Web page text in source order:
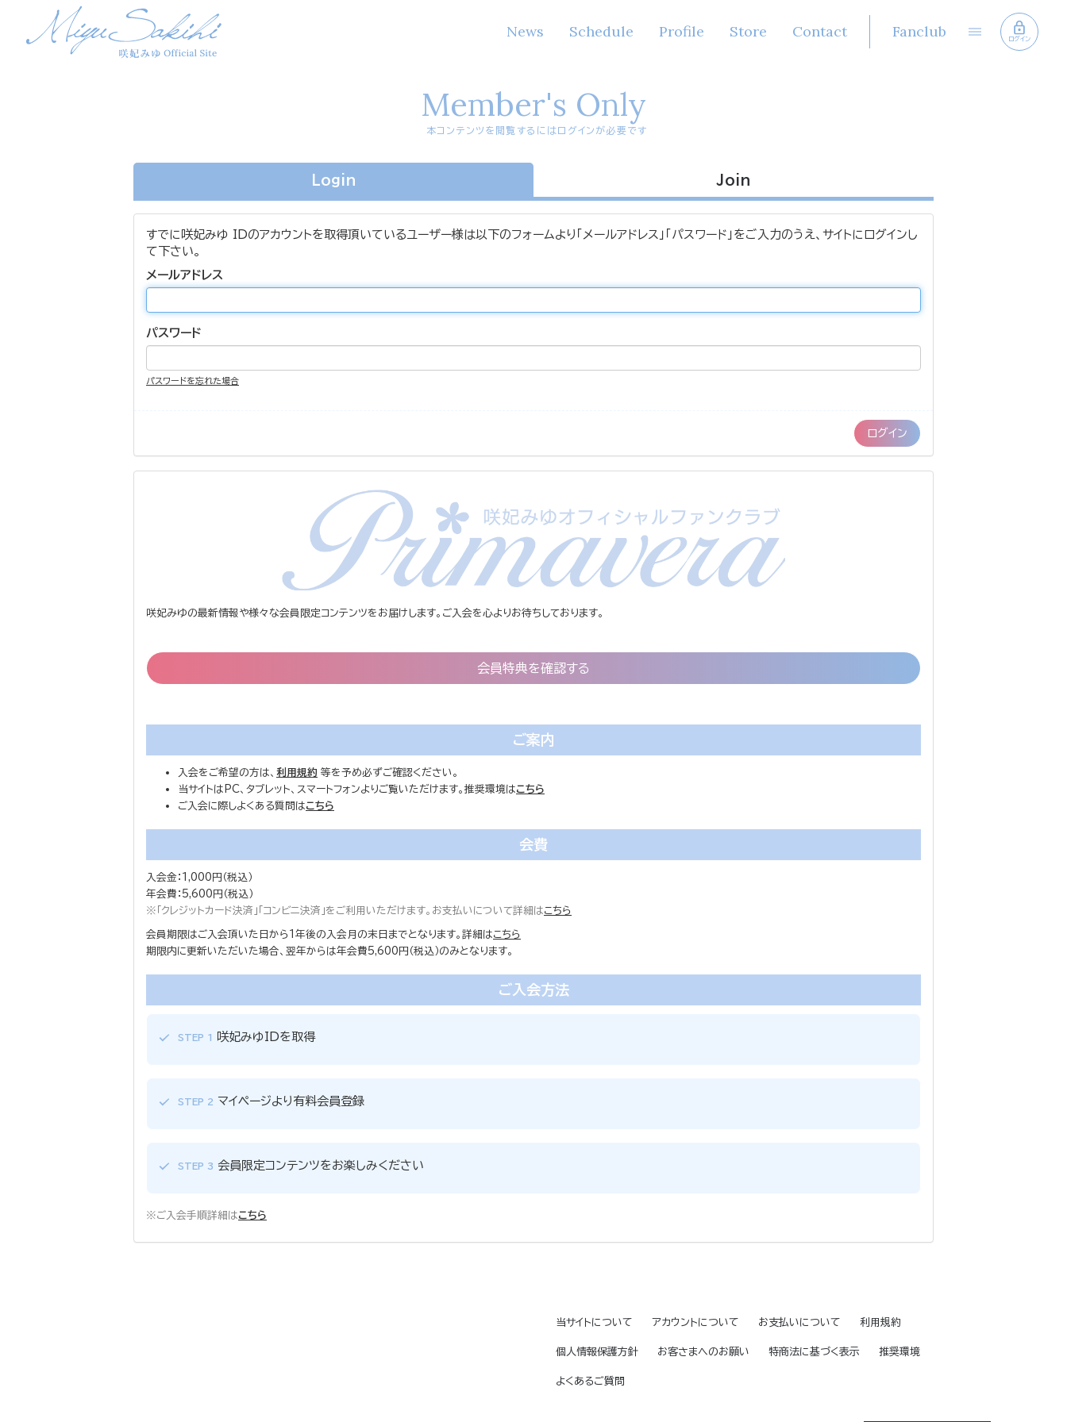
News Schedule Profile Store Contact Fanclub ログイン
Member's Only
本コンテンツを閲覧するにはログインが必要です
Login Join
すでに咲妃みゆ IDのアカウントを取得頂いているユーザー様は以下のフォームより「メールアドレス」「パスワード」をご入力のうえ、サイトにログインし
て下さい。
メールアドレス
パスワード
パスワードを忘れた場合
咲妃みゆの最新情報や様々な会員限定コンテンツをお届けします。ご入会を心よりお待ちしております。
会員特典を確認する
ご案内
入会をご希望の方は、 利用規約 等を予め必ずご確認ください。
当サイトはPC、タブレット、スマートフォンよりご覧いただけます。推奨環境はこちら
ご入会に際しよくある質問はこちら
会費
入会金：1,000円（税込）
年会費：5,600円（税込）
※「クレジットカード決済」「コンビニ決済」をご利用いただけます。お支払いについて詳細はこちら
会員期限はご入会頂いた日から1年後の入会月の末日までとなります。詳細はこちら
期限内に更新いただいた場合、翌年からは年会費5,600円（税込）のみとなります。
ご入会方法
STEP 1 咲妃みゆIDを取得
STEP 2 マイページより有料会員登録
STEP 3 会員限定コンテンツをお楽しみください
※ご入会手順詳細はこちら
当サイトについて アカウントについて お支払いについて 利用規約
個人情報保護方針 お客さまへのお願い 特商法に基づく表示 推奨環境
よくあるご質問